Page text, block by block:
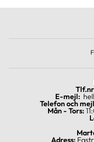
E-mejl:
Telefon och
Mån - Tors:
Adress: